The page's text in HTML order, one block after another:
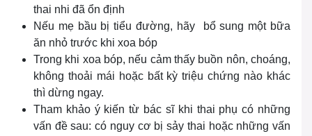
thai nhi đã ổn định
Nếu mẹ bầu bị tiểu đường, hãy bổ sung một bữa
ăn nhỏ trước khi xoa bóp
Trong khi xoa bóp, nếu cảm thấy buồn nôn, choáng,
không thoải mái hoặc bất kỳ triệu chứng nào khác
thì dừng ngay.
Tham khảo ý kiến từ bác sĩ khi thai phụ có những
vấn đề sau: có nguy cơ bị sảy thai hoặc những vấn